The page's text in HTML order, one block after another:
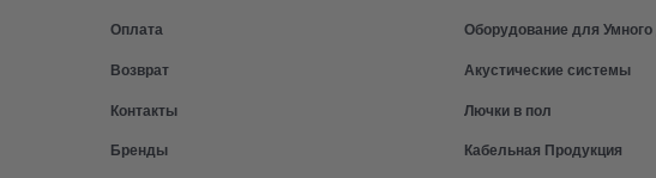
Оплата
Возврат
Контакты
Бренды
Оборудование для
Акустические системы
Лючки в пол
Кабельная Продукция